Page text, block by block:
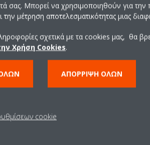
σας
σας. Μπορεί να χρησιμοποιηθούν για
μέτρηση αποτελεσματικότητας μιας
σχετικά με τα cookies μας, θα
Χρήση Cookies.
ΑΠΌΡΡΙΨΗ ΌΛΩΝ
cookie